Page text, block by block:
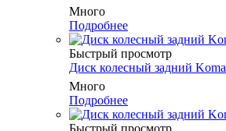
Много
Подробнее
Быстрый просмотр
Диск колесный задний
Много
Подробнее
Быстрый просмотр